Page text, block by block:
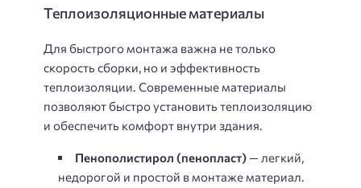
Теплоизоляционные материалы
Для быстрого монтажа важна не только
скорость сборки, но и эффективность
теплоизоляции. Современные материалы
позволяют быстро установить теплоизоляцию
и обеспечить комфорт внутри здания.
Пенополистирол (пенопласт) — легкий,
недорогой и простой в монтаже материал.